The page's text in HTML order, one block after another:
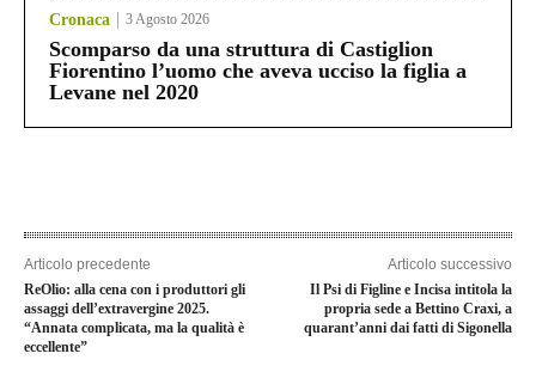
Cronaca 3 Agosto 2026
Scomparso da una struttura di Castiglion
Fiorentino l’uomo che aveva ucciso la figlia a
Levane nel 2020
Articolo precedente
ReOlio: alla cena con i produttori gli
assaggi dell’extravergine 2025.
“Annata complicata, ma la qualità è
eccellente”
Articolo successivo
Il Psi di Figline e Incisa intitola la
propria sede a Bettino Craxi, a
quarant’anni dai fatti di Sigonella